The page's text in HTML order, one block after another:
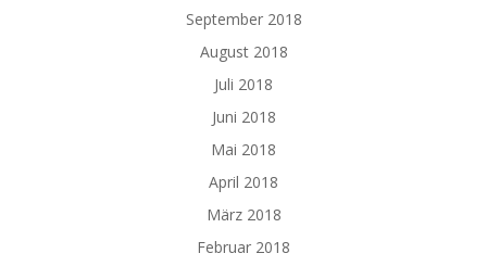
September 2018
August 2018
Juli 2018
Juni 2018
Mai 2018
April 2018
März 2018
Februar 2018